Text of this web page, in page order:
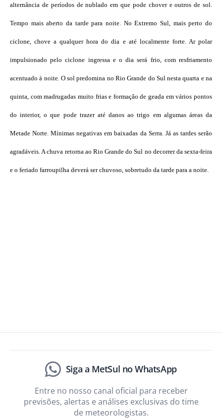
alternância de períodos de nublado em que pode chover e outros de sol.
Tempo mais aberto da tarde para noite. No Extremo Sul, mais perto do
ciclone, chove a qualquer hora do dia e até localmente forte. Ar polar
impulsionado pelo ciclone ingressa e o dia será frio, com resfriamento
acentuado à noite. O sol predomina no Rio Grande do Sul nesta quarta e na
quinta, com madrugadas muito frias e formação de geada em vários pontos
do interior, o que pode trazer até danos ao trigo em algumas áreas da
Metade Norte. Mínimas negativas em baixadas da Serra. Já as tardes serão
agradáveis. A chuva retorna ao Rio Grande do Sul no decorrer da sexta-feira
e o feriado farroupilha deverá ser chuvoso, sobretudo da tarde para a noite.
Siga a MetSul no WhatsApp
Entre no nosso canal oficial para receber
previsões, alertas e análises exclusivas do time
de meteorologistas.